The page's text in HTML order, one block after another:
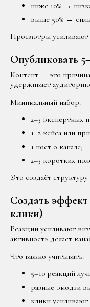
ниже 10% →
выше 50% →
Просмотры
Опубликовать
Контент — это причина
удерживает
Минимальный набор:
2–3 экспертных
1–2 кейса или
1 пост о канале;
2–3 коротких
Это создаёт
Создать
клики)
Реакции усиливают
активность делает
Что важно учитывать:
5–10 реакций
разные эмодзи
клики